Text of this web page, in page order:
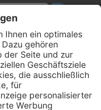
GmbH
Straße 7
43 66